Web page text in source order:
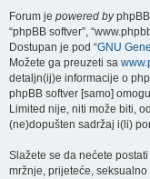
Forum je powered byphpBB
“phpBB softver”,
Dostupan je pod “GNU
Možete ga preuzeti sa
detaljn(ij)e informacije o
phpBB softver [samo]
Limited nije, niti može biti,
(ne)dopušten sadržaj i(li)
Slažete se da nećete
mržnje, prijeteće,